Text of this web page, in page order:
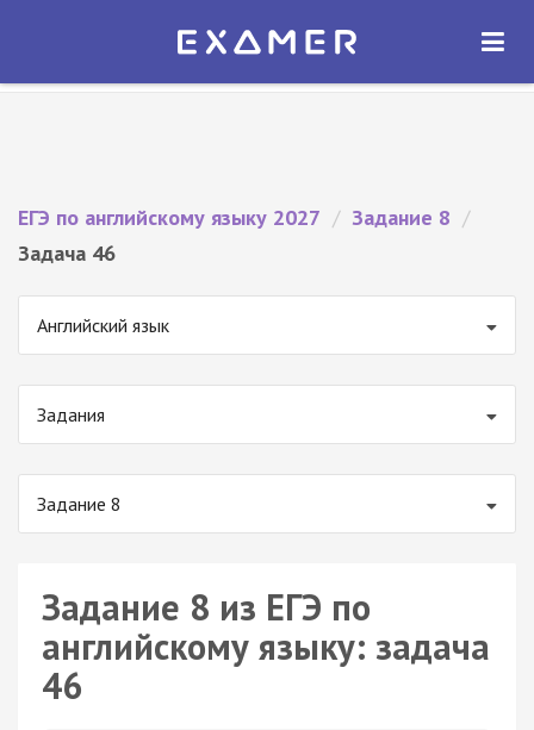
Экзамер — ЕГЭ 2027
ОТКРЫТЬ
ЕГЭ по английскому языку 2027 / Задание 8 /
Задача 46
Английский язык
Задания
Задание 8
Задание 8 из ЕГЭ по
английскому языку: задача
46